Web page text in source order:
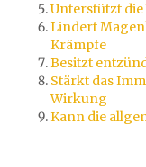
Unterstützt
Lindert
Krämpfe
Besitzt
Stärkt das
Wirkung
Kann die